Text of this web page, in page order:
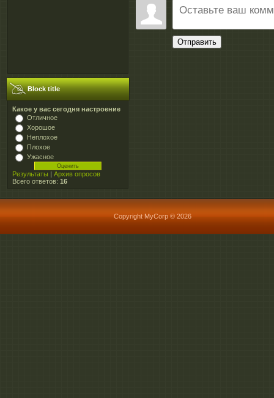
Block title
Какое у вас сегодня настроение
Отличное
Хорошое
Неплохое
Плохое
Ужасное
Результаты | Архив опросов
Всего ответов: 16
Отправить
Copyright MyCorp © 2026